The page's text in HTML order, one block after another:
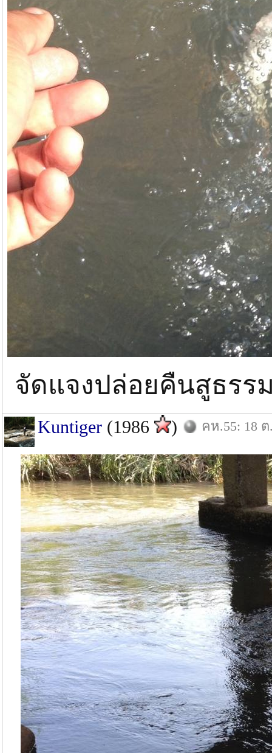
จัดแจงปล่อยคืนสูธร
Kuntiger (1986 ) คห.55: 18